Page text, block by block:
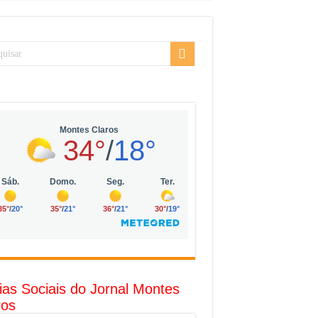
R$ 10 mil no digital
Sociais do Jornal Montes